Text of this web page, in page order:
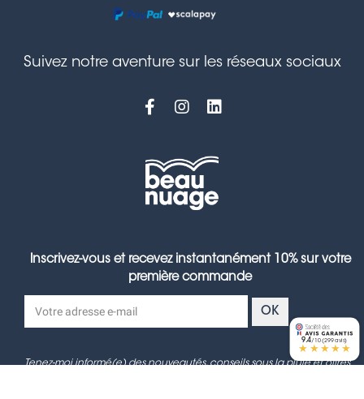
Inscrivez-vous et recevez instantanément 10% sur votre
première commande
OK
Tenez-moi informé(e) des nouveautés, conseils sous la pluie et offres
Suivez notre aventure sur les réseaux sociaux
9.4/10 (299 avis)
★★★★★